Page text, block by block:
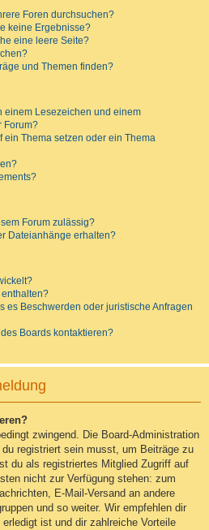
Foren durchsuchen?
keine Ergebnisse?
eine leere Seite?
und Themen finden?
einem Lesezeichen und einem
Forum?
Thema setzen oder ein Thema
Forum zulässig?
Dateianhänge erhalten?
enthalten?
es Beschwerden oder juristische Anfragen
Boards kontaktieren?
zwingend. Die Board-Administration
registriert sein musst, um Beiträge zu
du als registriertes Mitglied Zugriff auf
nicht zur Verfügung stehen: zum
E-Mail-Versand an andere
und so weiter. Wir empfehlen dir
ist und dir zahlreiche Vorteile